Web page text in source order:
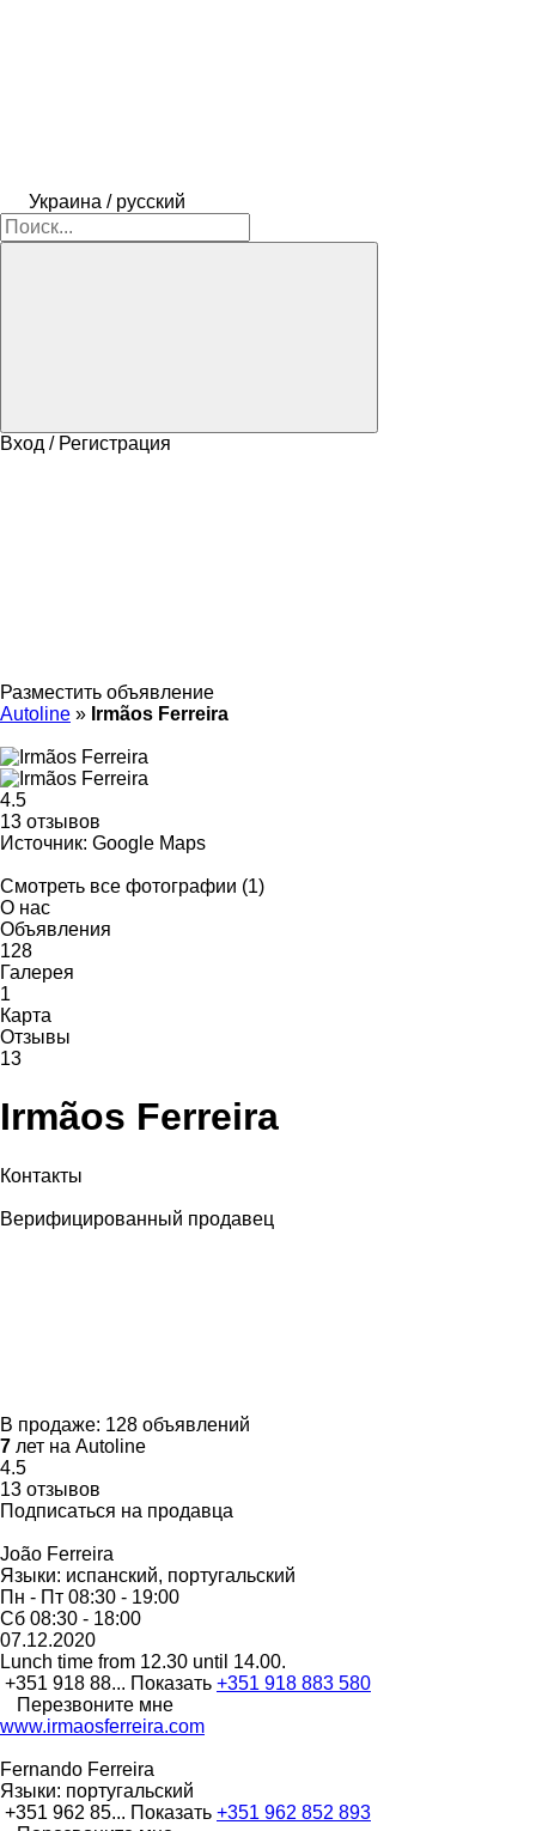
Украина / русский
Вход / Регистрация
Разместить объявление
Autoline » Irmãos Ferreira
4.5
13 отзывов
Источник: Google Maps
Смотреть все фотографии (1)
О нас
Объявления
128
Галерея
1
Карта
Отзывы
13
Irmãos Ferreira
Контакты
Верифицированный продавец
В продаже: 128 объявлений
7 лет на Autoline
4.5
13 отзывов
Подписаться на продавца
João Ferreira
Языки: испанский, португальский
Пн - Пт 08:30 - 19:00
Сб 08:30 - 18:00
07.12.2020
Lunch time from 12.30 until 14.00.
+351 918 88... Показать +351 918 883 580
Перезвоните мне
www.irmaosferreira.com
Fernando Ferreira
Языки: португальский
+351 962 85... Показать +351 962 852 893